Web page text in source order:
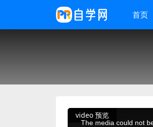
首页
video 预览
This
The media could not